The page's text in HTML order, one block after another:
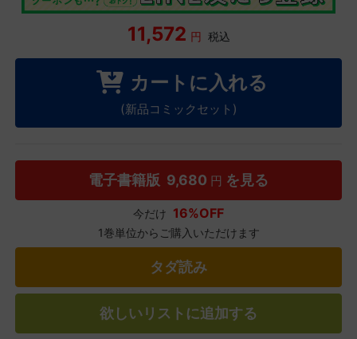
11,572 円 税込
カートに入れる
(新品コミックセット)
電子書籍版 9,680 円 を見る
今だけ 16%OFF
1巻単位からご購入いただけます
タダ読み
欲しいリストに追加する